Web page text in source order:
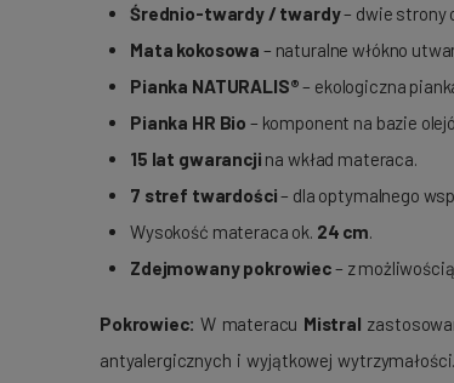
Średnio-twardy / twardy– dwie strony
Mata kokosowa – naturalne włókno
Pianka NATURALIS®– ekologiczna
Pianka HR Bio – komponent na bazie
15 lat gwarancji na wkład materaca.
7 stref twardości– dla optymalnego
Wysokość materaca ok. 24 cm
Zdejmowany pokrowiec– z
Pokrowiec:W materacu Mistral
antyalergicznych i wyjątkowej